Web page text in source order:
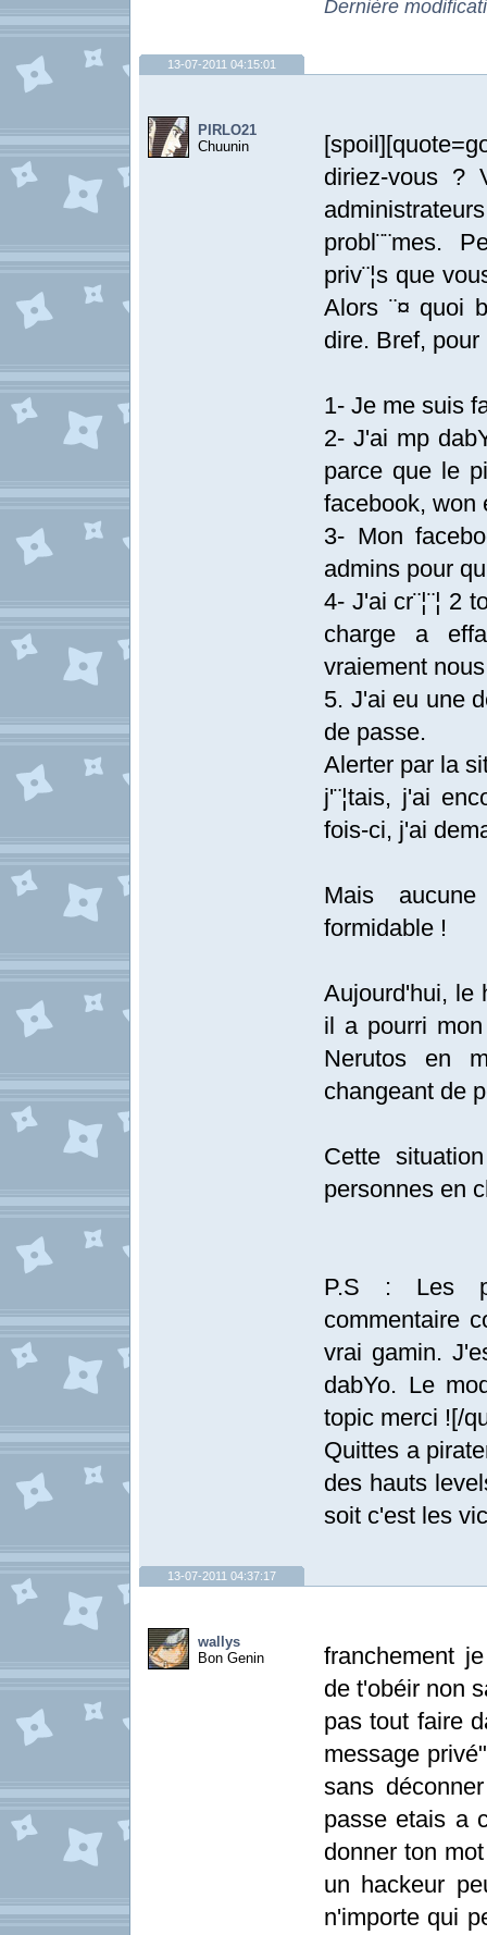
Dernière
13-07-2011 04:15:01
PIRLO21
Chuunin
diriez-vous ?
probl¨¨mes.
priv¨¦s que
Alors ¨¤ quoi
dire. Bref, pour
1- Je me suis
2- J'ai mp
parce que le
facebook, won
3- Mon
admins pour
4- J'ai cr¨¦¨¦
charge a
vraiement
5. J'ai eu une
de passe.
Alerter par la
j'¨¦tais, j'ai
fois-ci, j'ai
Mais
formidable !
Aujourd'hui, le
il a pourri
Nerutos en
changeant de
Cette
personnes en
P.S : Les
commentaire
vrai gamin.
dabYo. Le
topic merci ![/
Quittes a
des hauts
soit c'est les
13-07-2011 04:37:17
wallys
Bon Genin
franchement
de t'obéir non
pas tout faire
message
sans
passe etais a
donner ton
un hackeur
n'importe qui